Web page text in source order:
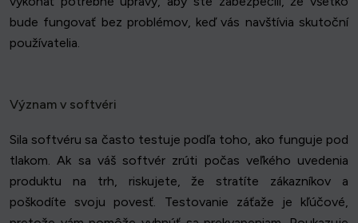
bude fungovať bez problémov, keď vás navštívia skutoční
používatelia.
Význam v softvéri
Sila softvéru sa často testuje podľa toho, ako funguje pod
tlakom. Ak sa váš softvér zrúti počas veľkého uvedenia
produktu na trh, riskujete, že stratíte zákazníkov a
poškodíte svoju povesť. Testovanie záťaže je kľúčové,